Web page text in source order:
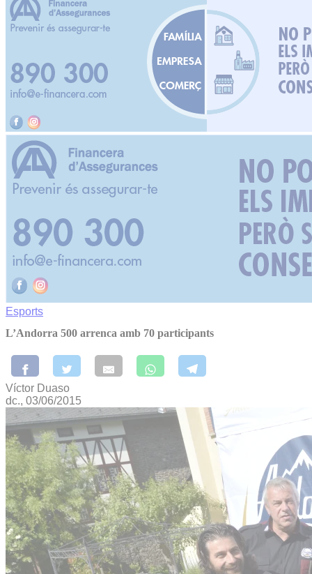
Esports
L’Andorra 500 arrenca amb 70 participants
Víctor Duaso
dc., 03/06/2015